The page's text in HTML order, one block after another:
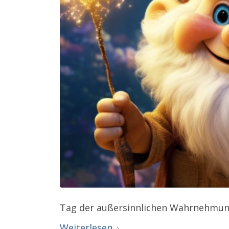
Tag der außersinnlichen